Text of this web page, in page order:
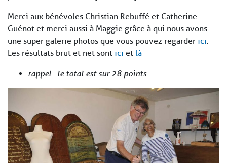
Merci aux bénévoles Christian Rebuffé et Catherine
Guénot et merci aussi à Maggie grâce à qui nous avons
une super galerie photos que vous pouvez regarder ici.
Les résultats brut et net sont ici et là
rappel : le total est sur 28 points